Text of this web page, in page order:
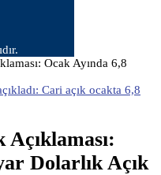
Ocak Ayında 6,8
Cari açık ocakta 6,8
Dolarlık Açık